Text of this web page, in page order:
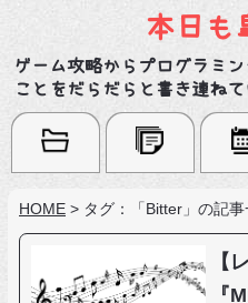
本日も
ゲーム攻略からプログラミ
ことをだらだらと書き連ねて
HOME > タグ：「Bitter」の記事
【
『